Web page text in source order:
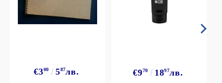
€300 587лв. €970 1897лв.